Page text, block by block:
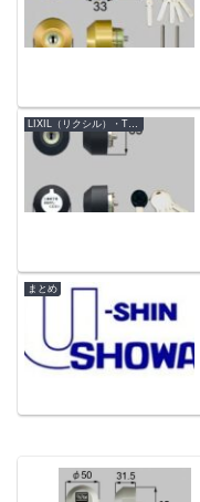
LIXIL（リクシル）・TOSTEM（トステム）
まとめ